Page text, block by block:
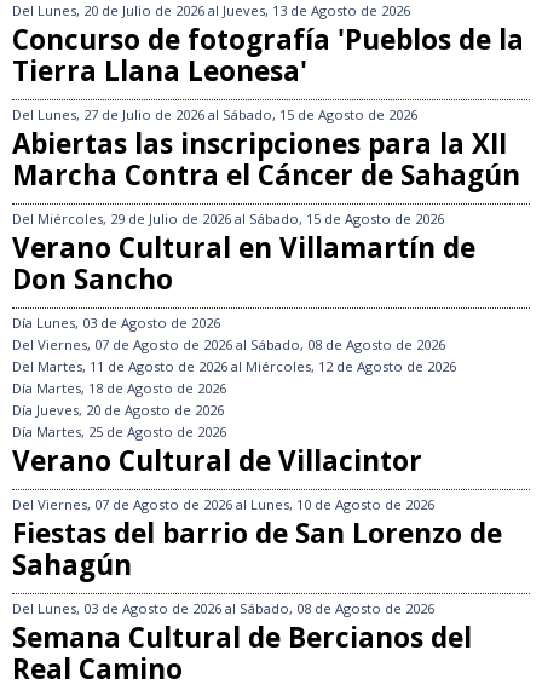
Del Lunes, 20 de Julio de 2026 al Jueves, 13 de Agosto de 2026
Concurso de fotografía 'Pueblos de la
Tierra Llana Leonesa'
Del Lunes, 27 de Julio de 2026 al Sábado, 15 de Agosto de 2026
Abiertas las inscripciones para la XII
Marcha Contra el Cáncer de Sahagún
Del Miércoles, 29 de Julio de 2026 al Sábado, 15 de Agosto de 2026
Verano Cultural en Villamartín de
Don Sancho
Día Lunes, 03 de Agosto de 2026
Del Viernes, 07 de Agosto de 2026 al Sábado, 08 de Agosto de 2026
Del Martes, 11 de Agosto de 2026 al Miércoles, 12 de Agosto de 2026
Día Martes, 18 de Agosto de 2026
Día Jueves, 20 de Agosto de 2026
Día Martes, 25 de Agosto de 2026
Verano Cultural de Villacintor
Del Viernes, 07 de Agosto de 2026 al Lunes, 10 de Agosto de 2026
Fiestas del barrio de San Lorenzo de
Sahagún
Del Lunes, 03 de Agosto de 2026 al Sábado, 08 de Agosto de 2026
Semana Cultural de Bercianos del
Real Camino